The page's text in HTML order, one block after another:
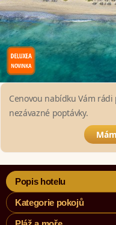
Cenovou nabídku Vám
nezávazné poptávky.
Popis hotelu
Kategorie pokojů